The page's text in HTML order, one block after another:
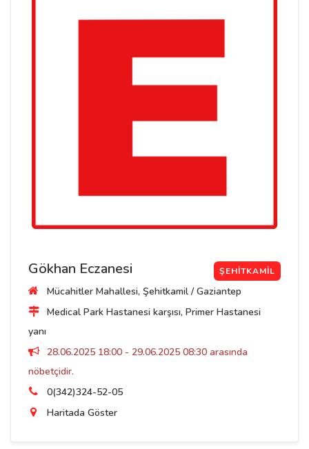
Gökhan Eczanesi ŞEHITKAMIL
Mücahitler Mahallesi, Şehitkamil / Gaziantep
Medical Park Hastanesi karşısı, Primer Hastanesi
yanı
28.06.2025 18:00 - 29.06.2025 08:30 arasında
nöbetçidir.
0(342)324-52-05
Haritada Göster